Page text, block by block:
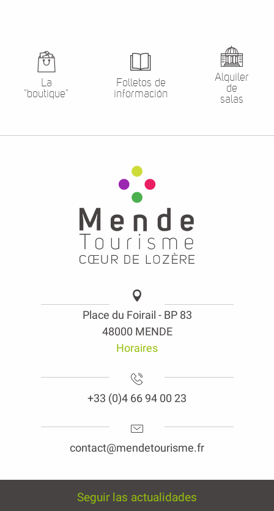
La
"boutique"
Folletos de
información
Alquiler
de
salas
Place du Foirail - BP 83
48000 MENDE
Horaires
+33 (0)4 66 94 00 23
contact@mendetourisme.fr
Seguir las actualidades